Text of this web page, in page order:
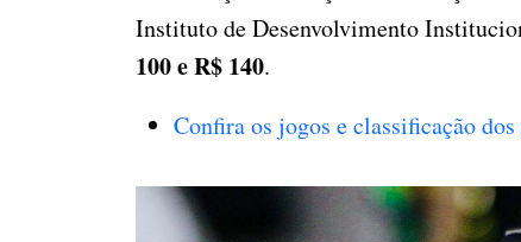
Instituto de Desenvolvimento
100 e R$ 140.
Confira os jogos e classificação